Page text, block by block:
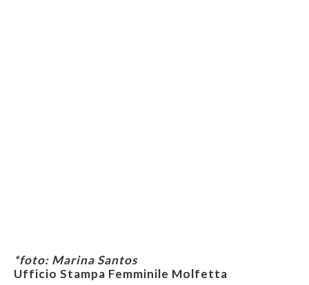
*foto: Marina Santos
Ufficio Stampa Femminile Molfetta